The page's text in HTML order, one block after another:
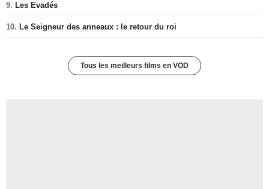
9. Les Evadés
10. Le Seigneur des anneaux : le retour du roi
Tous les meilleurs films en VOD